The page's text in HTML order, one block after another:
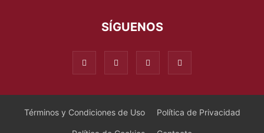
SÍGUENOS
Términos y Condiciones de Uso Política de Privacidad